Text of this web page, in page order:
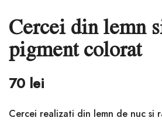
Cercei din lemn
pigment colorat
70 lei
Cercei realizati din lemn de nuc si